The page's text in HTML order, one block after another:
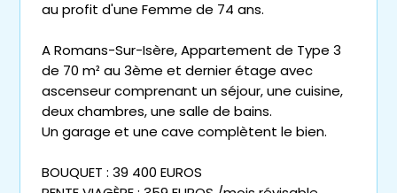
au profit d'une Femme de 74 ans.
A Romans-Sur-Isère, Appartement de Type 3
de 70 m² au 3ème et dernier étage avec
ascenseur comprenant un séjour, une cuisine,
deux chambres, une salle de bains.
Un garage et une cave complètent le bien.
BOUQUET : 39 400 EUROS